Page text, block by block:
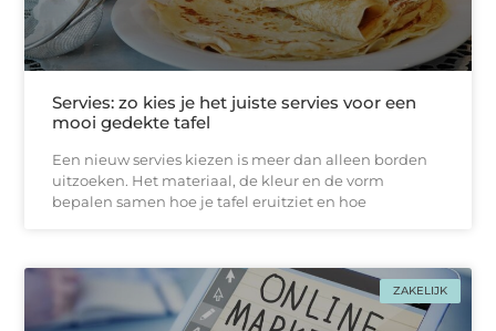
Servies: zo kies je het juiste servies voor een
mooi gedekte tafel
Een nieuw servies kiezen is meer dan alleen borden
uitzoeken. Het materiaal, de kleur en de vorm
bepalen samen hoe je tafel eruitziet en hoe
ZAKELIJK